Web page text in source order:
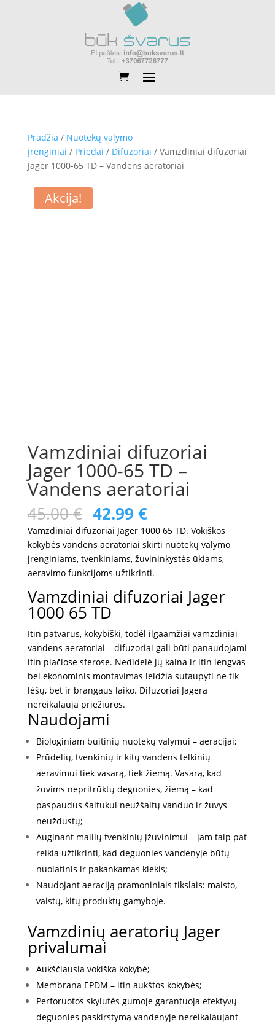
Pradžia / Nuotekų valymo
įrenginiai / Priedai / Difuzoriai / Vamzdiniai difuzoriai
Jager 1000-65 TD – Vandens aeratoriai
Akcija!
Vamzdiniai difuzoriai
Jager 1000-65 TD –
Vandens aeratoriai
45.00€ Original
price
was:
45.00 €.
42.99 €Current
price
is:
42.99 €.
Vamzdiniai difuzoriai Jager 1000 65 TD. Vokiškos
kokybės vandens aeratoriai skirti nuotekų valymo
įrenginiams, tvenkiniams, žuvininkystės ūkiams,
aeravimo funkcijoms užtikrinti.
Vamzdiniai difuzoriai Jager
1000 65 TD
Itin patvarūs, kokybiški, todėl ilgaamžiai vamzdiniai
vandens aeratoriai – difuzoriai gali būti panaudojami
itin plačiose sferose. Nedidelė jų kaina ir itin lengvas
bei ekonominis montavimas leidžia sutaupyti ne tik
lėšų, bet ir brangaus laiko. Difuzoriai Jagera
nereikalauja priežiūros.
Naudojami
Biologiniam buitinių nuotekų valymui – aeracijai;
Prūdelių, tvenkinių ir kitų vandens telkinių
aeravimui tiek vasarą, tiek žiemą. Vasarą, kad
žuvims nepritrūktų deguonies, žiemą – kad
paspaudus šaltukui neužšaltų vanduo ir žuvys
neuždustų;
Auginant mailių tvenkinių įžuvinimui – jam taip pat
reikia užtikrinti, kad deguonies vandenyje būtų
nuolatinis ir pakankamas kiekis;
Naudojant aeraciją pramoniniais tikslais: maisto,
vaistų, kitų produktų gamyboje.
Vamzdinių aeratorių Jager
privalumai
Aukščiausia vokiška kokybė;
Membrana EPDM – itin aukštos kokybės;
Perforuotos skylutės gumoje garantuoja efektyvų
deguonies paskirstymą vandenyje nereikalaujant